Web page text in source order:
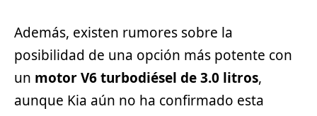
Además, existen rumores sobre la
posibilidad de una opción más potente con
un motor V6 turbodiésel de 3.0 litros,
aunque Kia aún no ha confirmado esta